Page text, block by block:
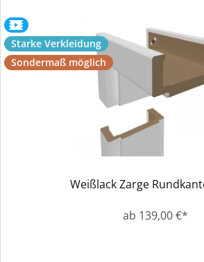
Starke Verkleidung
Sondermaß möglich
Weißlack Zarge
ab 139,00 €*